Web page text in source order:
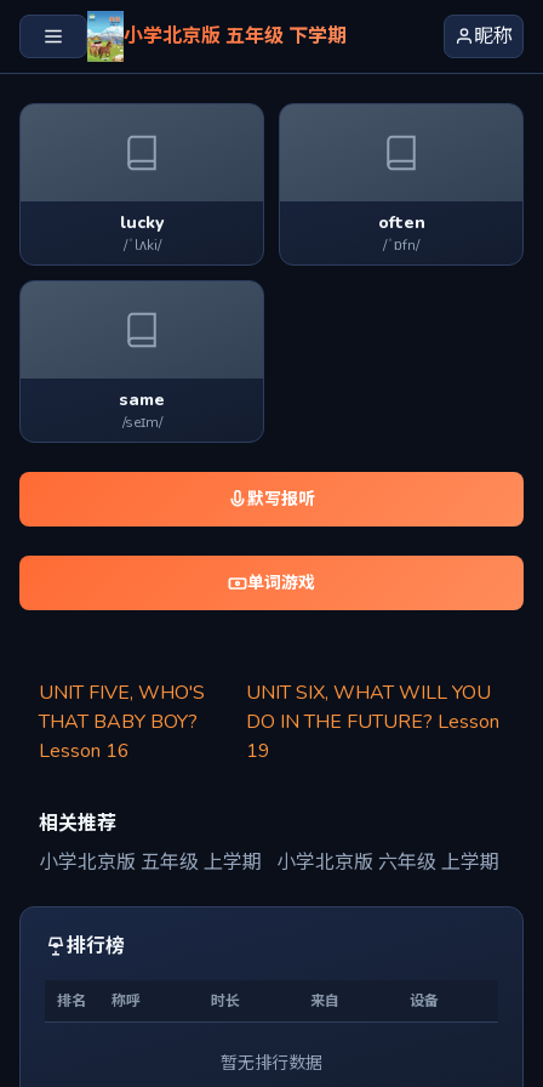
小学北京版 五年级 下学期 昵称
lucky
/ˈlʌki/
often
/ˈɒfn/
same
/seɪm/
默写报听
单词游戏
UNIT FIVE, WHO'S
THAT BABY BOY?
Lesson 16
UNIT SIX, WHAT WILL YOU
DO IN THE FUTURE? Lesson
19
相关推荐
小学北京版 五年级 上学期
小学北京版 六年级 上学期
排行榜
排名 称呼 时长 来自 设备
暂无排行数据